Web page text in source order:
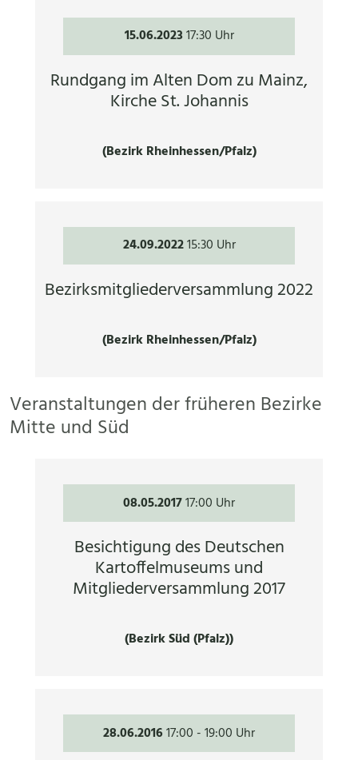
15.06.202317:30 Uhr
Rundgang im Alten Dom zu Mainz,
Kirche St. Johannis
(Bezirk Rheinhessen/Pfalz)
24.09.202215:30 Uhr
Bezirksmitgliederversammlung 2022
(Bezirk Rheinhessen/Pfalz)
Veranstaltungen der früheren Bezirke
Mitte und Süd
08.05.201717:00 Uhr
Besichtigung des Deutschen
Kartoffelmuseums und
Mitgliederversammlung 2017
(Bezirk Süd (Pfalz))
28.06.201617:00 -19:00 Uhr